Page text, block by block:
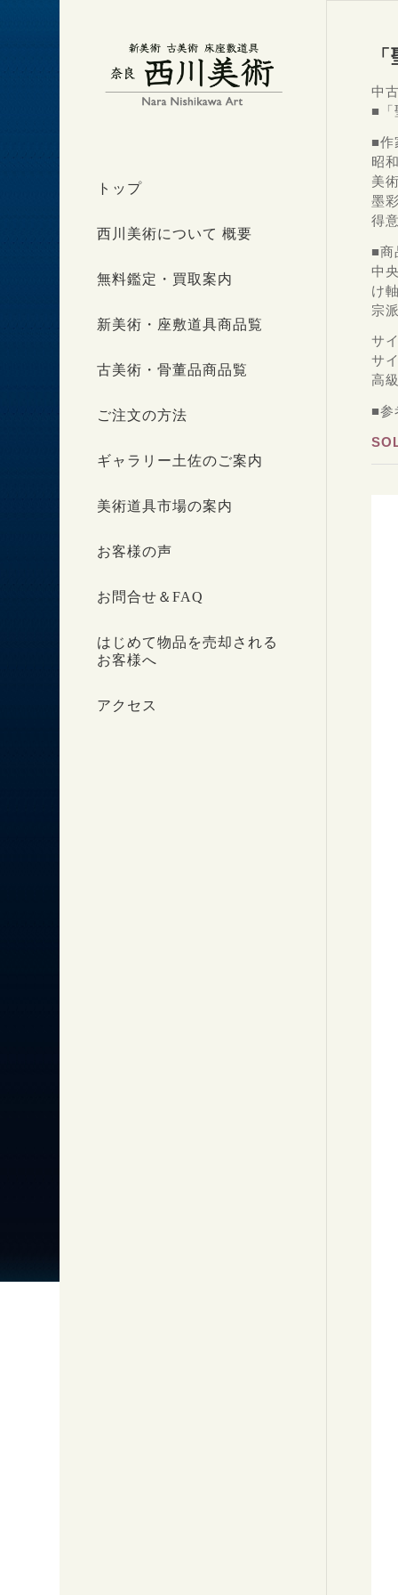
トップ
西川美術について 概要
無料鑑定・買取案内
新美術・座敷道具商品覧
古美術・骨董品商品覧
ご注文の方法
ギャラリー土佐のご案内
美術道具市場の案内
お客様の声
お問合せ＆FAQ
はじめて物品を売却される
お客様へ
アクセス
中
■
■作
昭
美
墨
得
■商
中
け
宗
サ
サ
高
■